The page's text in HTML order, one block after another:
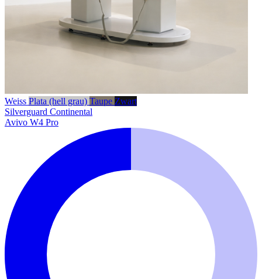
Weiss Plata (hell grau) Taupe Zwart
Silverguard Continental
Avivo W4 Pro